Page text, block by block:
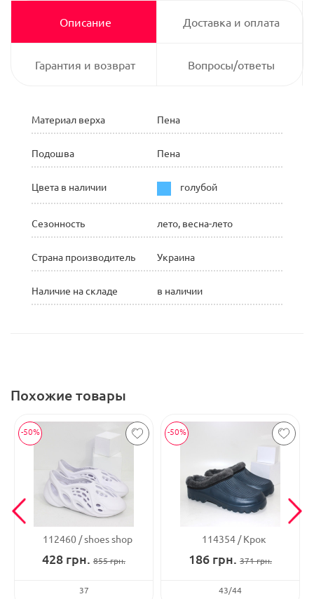
Описание Доставка и оплата
Гарантия и возврат Вопросы/ответы
Материал верха Пена
Подошва Пена
Цвета в наличии голубой
Сезонность лето, весна-лето
Страна производитель Украина
Наличие на складе в наличии
Похожие товары
-50%
112460 shoes shop
428 грн. 855грн.
37
-50%
114354 Крок
186 грн. 371грн.
43/44